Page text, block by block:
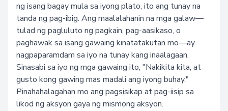
ng isang bagay mula sa iyong plato, ito ang tunay na
tanda ng pag-ibig. Ang maalalahanin na mga galaw—
tulad ng pagluluto ng pagkain, pag-aasikaso, o
paghawak sa isang gawaing kinatatakutan mo—ay
nagpaparamdam sa iyo na tunay kang inaalagaan.
Sinasabi sa iyo ng mga gawaing ito, "Nakikita kita, at
gusto kong gawing mas madali ang iyong buhay."
Pinahahalagahan mo ang pagsisikap at pag-iisip sa
likod ng aksyon gaya ng mismong aksyon.